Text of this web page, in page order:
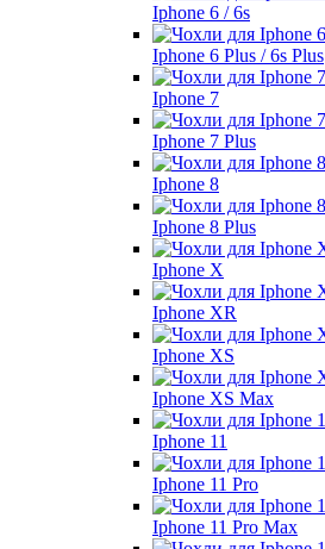
Iphone 6 / 6s
Iphone 6 Plus / 6s Plus
Iphone 7
Iphone 7 Plus
Iphone 8
Iphone 8 Plus
Iphone X
Iphone XR
Iphone XS
Iphone XS Max
Iphone 11
Iphone 11 Pro
Iphone 11 Pro Max